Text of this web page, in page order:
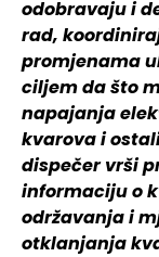
odobravaju i
rad,
promjenama
ciljem da što
napajanja
kvarova i
dispečer vrši
informaciju o
održavanja i
otklanjanja